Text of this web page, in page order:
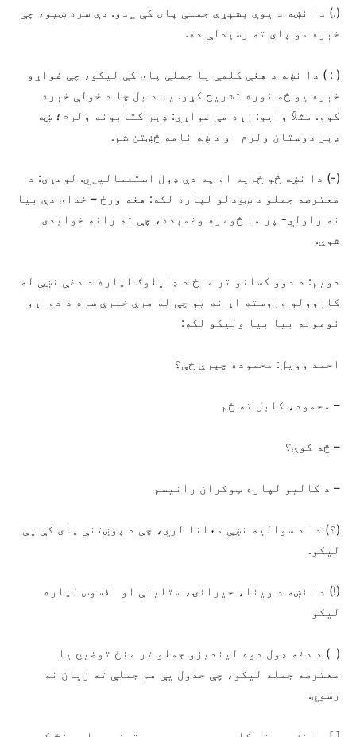
(.) دا نښه د یوې بشپړې جملې پای کې ږدو. دې سره ښیو، چې
خبره مو پای ته رسېدلې ده.
( : ) دا نښه د هغې کلمې یا جملې پای کې لیکو، چې غواړو
خبره یو څه نوره تشریح کړو. یا د بل چا د خولې خبره
کوو. مثلاً وایو: زړه مې غواړي: ډېر کتابونه ولرم؛ ښه
ډېر دوستان ولرم او د ښه نامه څښتن شم.
(-) دا نښه څو ځایه او په دې ډول استعمالیږي. لومړی: د
معترضه جملو د ښودلو لپاره لکه: هغه ورځ – خدای دې بیا
نه راولي- پر ما څومره وغمېده، چې ته رانه خوابدی
شوې.
دویم: د دوو کسانو تر منځ د ډایلوګ لپاره د دغې نښې له
کاروولو وروسته اړ نه یو چې له هرې خبرې سره د دواړو
نومونه بیا بیا ولیکو لکه:
احمد وویل: محموده چېرې ځې؟
– محمود، کابل ته ځم
– څه کوې؟
– د کالیو لپاره ټوکران رانیسم
(؟) دا د سوالیه نښې معانا لري، چې د پوښتنې پای کې یې
لیکو.
(!) دا نښه د وینا، حیرانۍ، ستاینې او افسوس لپاره
لیکو
( ) د دغه ډول دوه لیندیزو جملو تر منځ توضیح یا
معترضه جمله لیکو، چې حذول یې هم جملې ته زیان نه
رسوي.